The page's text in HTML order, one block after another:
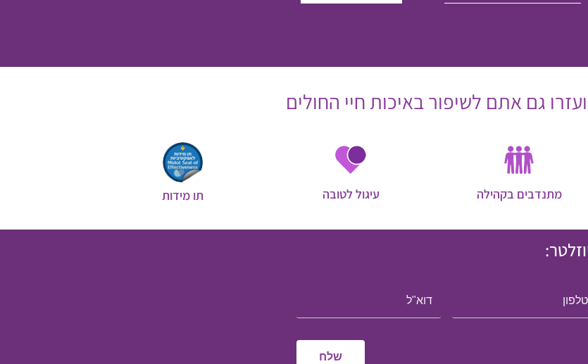
גם אתם לשיפור באיכות חיי החולים
מתנדבים בקהילה עיגול לטובה תו מידות